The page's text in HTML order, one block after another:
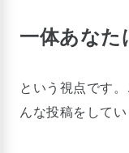
一体あなた
という視点です
んな投稿をしてい